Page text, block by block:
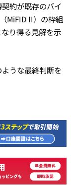
約が既存のバイ
MiFID II）の枠組
り得る見解を示
うな最終判断を